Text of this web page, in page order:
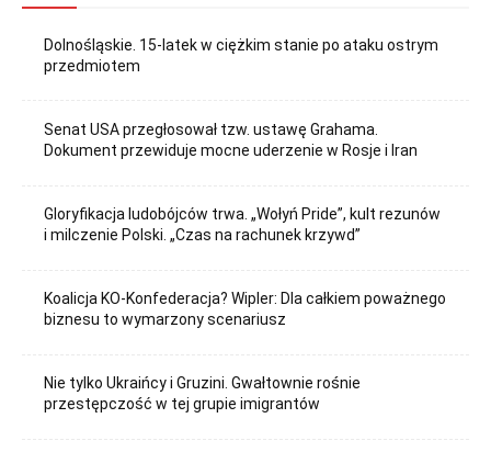
Dolnośląskie. 15-latek w ciężkim stanie po ataku ostrym
przedmiotem
Senat USA przegłosował tzw. ustawę Grahama.
Dokument przewiduje mocne uderzenie w Rosje i Iran
Gloryfikacja ludobójców trwa. „Wołyń Pride”, kult rezunów
i milczenie Polski. „Czas na rachunek krzywd”
Koalicja KO-Konfederacja? Wipler: Dla całkiem poważnego
biznesu to wymarzony scenariusz
Nie tylko Ukraińcy i Gruzini. Gwałtownie rośnie
przestępczość w tej grupie imigrantów